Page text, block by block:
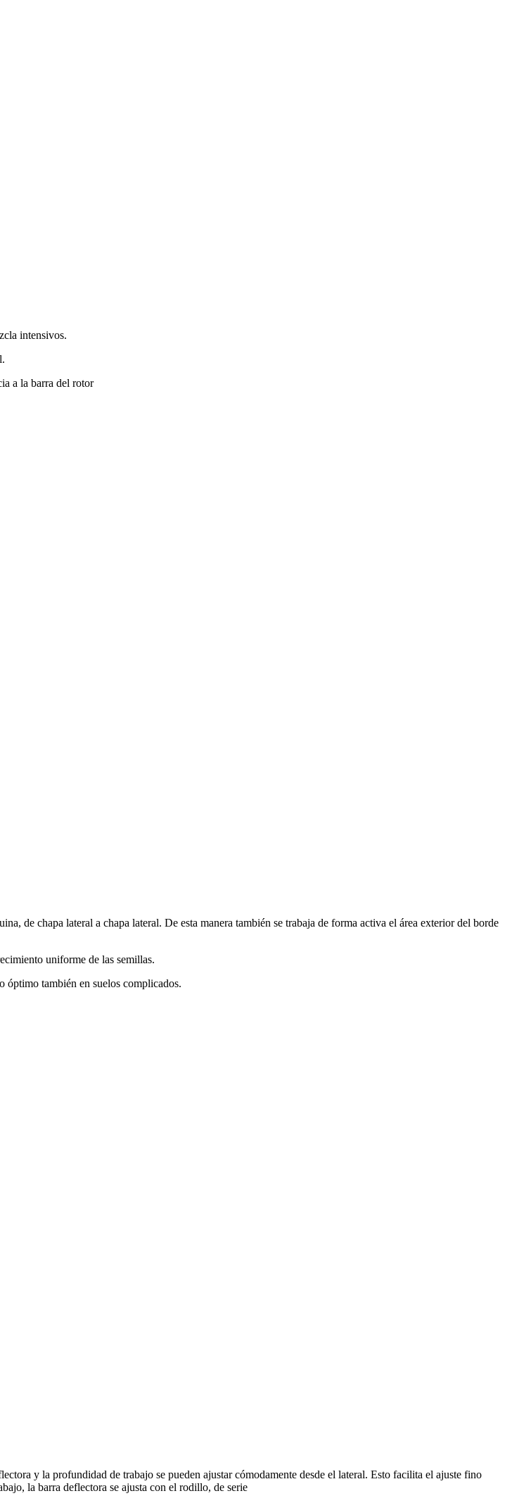
intensivos.
a la barra del rotor
de chapa lateral a chapa lateral. De esta manera también se trabaja de forma activa el área exterior del borde
uniforme de las semillas.
óptimo también en suelos complicados.
y la profundidad de trabajo se pueden ajustar cómodamente desde el lateral. Esto facilita el ajuste fino
la barra deflectora se ajusta con el rodillo, de serie